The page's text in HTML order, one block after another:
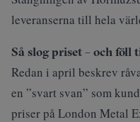
leveranserna till hela
Så slog priset – och föll
Redan i april beskrev
en ”svart svan” som
priser på London Metal